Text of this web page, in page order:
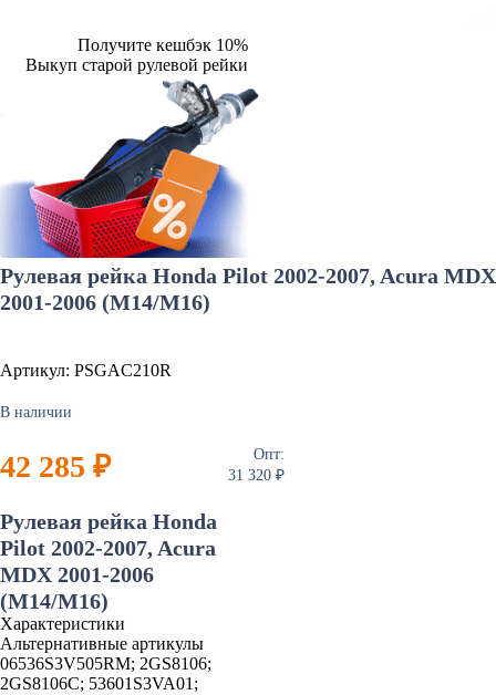
Получите кешбэк 10%
Выкуп старой рулевой рейки
Рулевая рейка Honda Pilot 2002-2007, Acura MDX
2001-2006 (M14/M16)
Артикул: PSGAC210R
В наличии
42 285 ₽
Опт:
31 320 ₽
Рулевая рейка Honda
Pilot 2002-2007, Acura
MDX 2001-2006
(M14/M16)
Характеристики
Альтернативные артикулы
06536S3V505RM; 2GS8106;
2GS8106C; 53601S3VA01;